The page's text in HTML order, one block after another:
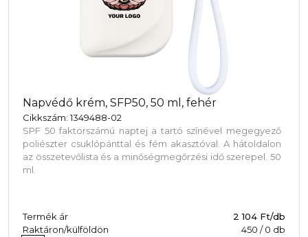
Napvédő krém, SFP50, 50 ml, fehér
Cikkszám: 1349488-02
SPF 50 faktorszámú naptej a tartó színével megegyező
poliészter csuklópánttal és fém akasztóval. A hátoldalon
az összetevőlista és a minőségmegőrzési idő szerepel. 50
ml.
Termék ár
2 104 Ft/db
Raktáron/külföldön
450 /0 db